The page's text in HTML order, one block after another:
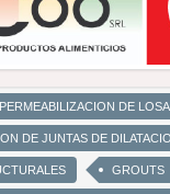
DE
DE JUNTAS DE
GROUTS